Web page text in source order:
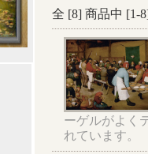
全 [8] 商品中 [1-8
ーゲルがよく
れています。